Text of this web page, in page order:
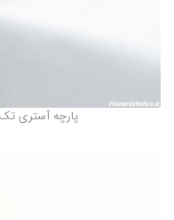
پارچه آستری